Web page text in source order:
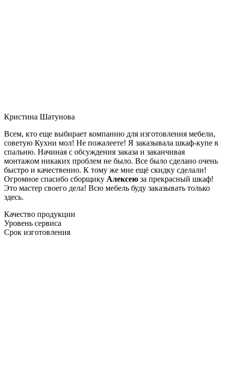
Кристина Шатунова
Всем, кто еще выбирает компанию для изготовления мебели,
советую Кухни мол! Не пожалеете! Я заказывала шкаф-купе в
спальню. Начиная с обсуждения заказа и заканчивая
монтажом никаких проблем не было. Все было сделано очень
быстро и качественно. К тому же мне ещё скидку сделали!
Огромное спасибо сборщику Алексею за прекрасный шкаф!
Это мастер своего дела! Всю мебель буду заказывать только
здесь.
Качество продукции
Уровень сервиса
Срок изготовления